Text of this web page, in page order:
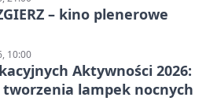
– kino plenerowe
10:00
Aktywności 2026:
lampek nocnych